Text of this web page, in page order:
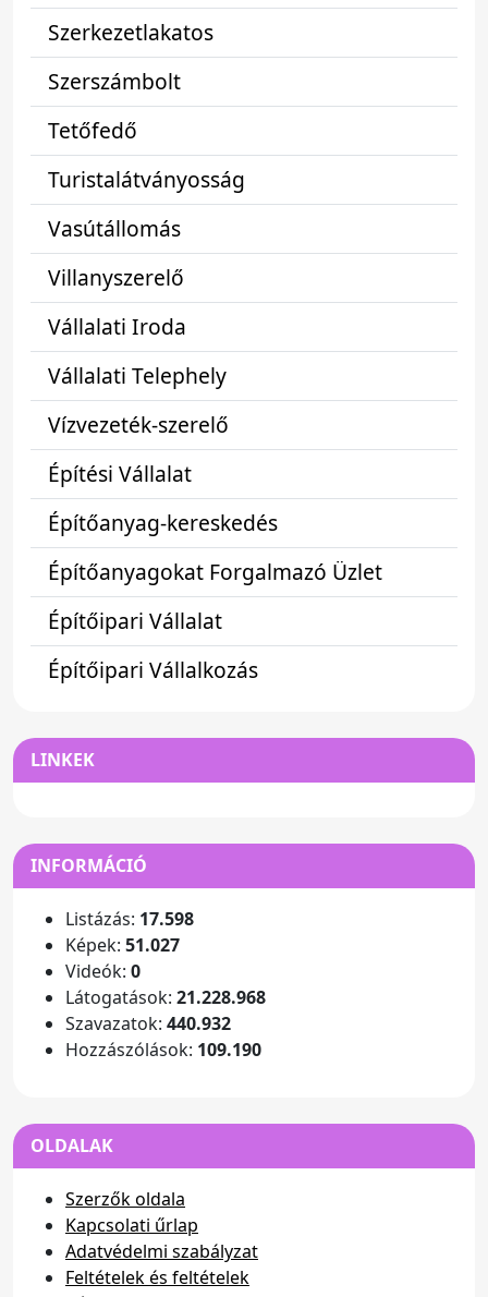
Szerkezetlakatos
Szerszámbolt
Tetőfedő
Turistalátványosság
Vasútállomás
Villanyszerelő
Vállalati Iroda
Vállalati Telephely
Vízvezeték-szerelő
Építési Vállalat
Építőanyag-kereskedés
Építőanyagokat Forgalmazó Üzlet
Építőipari Vállalat
Építőipari Vállalkozás
LINKEK
INFORMÁCIÓ
Listázás: 17.598
Képek: 51.027
Videók: 0
Látogatások: 21.228.968
Szavazatok: 440.932
Hozzászólások: 109.190
OLDALAK
Szerzők oldala
Kapcsolati űrlap
Adatvédelmi szabályzat
Feltételek és feltételek